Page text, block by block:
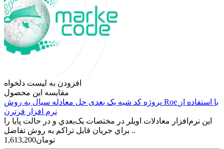
افزودن به لیست دلخواه
مقایسه این محصول
پروژه کد شبه یک بعدی حل معادله سیال به روش Roe با استفاده از
نرم افزار فرترن
اين نرم‌افزار معادلات اويلر در مختصات يک‌بعدي و در حالت پايا را
براي جريان قابل‌ تراکم به روش تفاضل ..
1,613,200تومان